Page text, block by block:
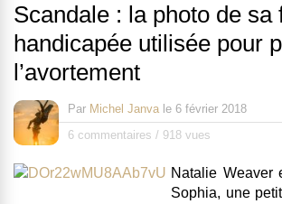
Scandale : la photo de sa
handicapée utilisée pour
l’avortement
Par Michel Janva le 6 février 2018
6 commentaires / 918 vues
Natalie Weaver
Sophia, une